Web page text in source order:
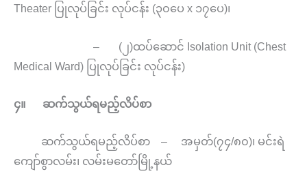
Theater ပြုလုပ်ခြင်း လုပ်ငန်း (၃၀ပေ x ၁၇ပေ)၊
– (၂)ထပ်ဆောင် Isolation Unit (Chest
Medical Ward) ပြုလုပ်ခြင်း လုပ်ငန်း)
၄။ ဆက်သွယ်ရမည့်လိပ်စာ
ဆက်သွယ်ရမည့်လိပ်စာ – အမှတ်(၇၄/၈၀)၊ မင်းရဲ
ကျော်စွာလမ်း၊ လမ်းမတော်မြို့နယ်